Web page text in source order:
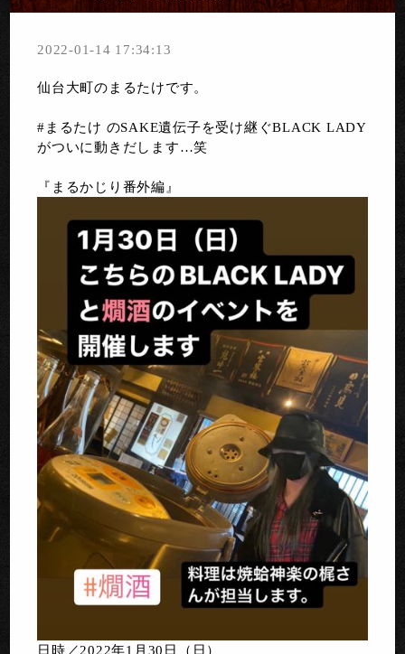
2022-01-14 17:34:13
仙台大町のまるたけです。
#まるたけ のSAKE遺伝子を受け継ぐBLACK LADY
がついに動きだします…笑
『まるかじり番外編』
日時／2022年1月30日（日）